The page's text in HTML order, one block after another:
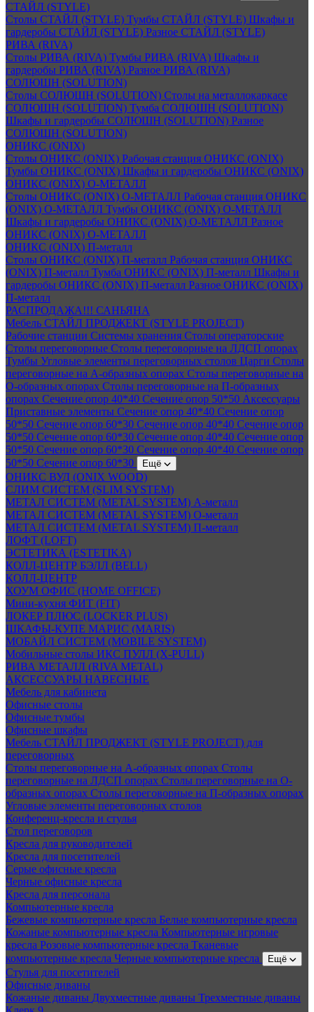
СТАЙЛ (STYLE)
Столы СТАЙЛ (STYLE) Тумбы СТАЙЛ (STYLE) Шкафы и
гардеробы СТАЙЛ (STYLE) Разное СТАЙЛ (STYLE)
РИВА (RIVA)
Столы РИВА (RIVA) Тумбы РИВА (RIVA) Шкафы и
гардеробы РИВА (RIVA) Разное РИВА (RIVA)
СОЛЮШН (SOLUTION)
Столы СОЛЮШН (SOLUTION) Столы на металлокаркасе
СОЛЮШН (SOLUTION) Тумба СОЛЮШН (SOLUTION)
Шкафы и гардеробы СОЛЮШН (SOLUTION) Разное
СОЛЮШН (SOLUTION)
ОНИКС (ONIX)
Столы ОНИКС (ONIX) Рабочая станция ОНИКС (ONIX)
Тумбы ОНИКС (ONIX) Шкафы и гардеробы ОНИКС (ONIX)
ОНИКС (ONIX) O-МЕТАЛЛ
Столы ОНИКС (ONIX) O-МЕТАЛЛ Рабочая станция ОНИКС
(ONIX) O-МЕТАЛЛ Тумбы ОНИКС (ONIX) O-МЕТАЛЛ
Шкафы и гардеробы ОНИКС (ONIX) O-МЕТАЛЛ Разное
ОНИКС (ONIX) O-МЕТАЛЛ
ОНИКС (ONIX) П-металл
Столы ОНИКС (ONIX) П-металл Рабочая станция ОНИКС
(ONIX) П-металл Тумба ОНИКС (ONIX) П-металл Шкафы и
гардеробы ОНИКС (ONIX) П-металл Разное ОНИКС (ONIX)
П-металл
РАСПРОДАЖА!!! САНЬЯНА
Мебель СТАЙЛ ПРОДЖЕКТ (STYLE PROJECT)
Рабочие станции Системы хранения Столы операторские
Столы переговорные Столы переговорные на ЛДСП опорах
Тумбы Угловые элементы переговорных столов Царги Столы
переговорные на А-образных опорах Столы переговорные на
О-образных опорах Столы переговорные на П-образных
опорах Сечение опор 40*40 Сечение опор 50*50 Аксессуары
Приставные элементы Сечение опор 40*40 Сечение опор
50*50 Сечение опор 60*30 Сечение опор 40*40 Сечение опор
50*50 Сечение опор 60*30 Сечение опор 40*40 Сечение опор
50*50 Сечение опор 60*30 Сечение опор 40*40 Сечение опор
50*50 Сечение опор 60*30 Ещё
ОНИКС ВУД (ONIX WOOD)
СЛИМ СИСТЕМ (SLIM SYSTEM)
МЕТАЛ СИСТЕМ (METAL SYSTEM) А-металл
МЕТАЛ СИСТЕМ (METAL SYSTEM) О-металл
МЕТАЛ СИСТЕМ (METAL SYSTEM) П-металл
ЛОФТ (LOFT)
ЭСТЕТИКА (ESTETIKA)
КОЛЛ-ЦЕНТР БЭЛЛ (BELL)
КОЛЛ-ЦЕНТР
ХОУМ ОФИС (HOME OFFICE)
Мини-кухня ФИТ (FIT)
ЛОКЕР ПЛЮС (LOCKER PLUS)
ШКАФЫ-КУПЕ МАРИС (MARIS)
МОБАЙЛ СИСТЕМ (MOBILE SYSTEM)
Мобильные столы ИКС ПУЛЛ (X-PULL)
РИВА МЕТАЛЛ (RIVA METAL)
АКСЕССУАРЫ НАВЕСНЫЕ
Мебель для кабинета
Офисные столы
Офисные тумбы
Офисные шкафы
Мебель СТАЙЛ ПРОДЖЕКТ (STYLE PROJECT) для
переговорных
Столы переговорные на А-образных опорах Столы
переговорные на ЛДСП опорах Столы переговорные на О-
образных опорах Столы переговорные на П-образных опорах
Угловые элементы переговорных столов
Конференц-кресла и стулья
Стол переговоров
Кресла для руководителей
Кресла для посетителей
Серые офисные кресла
Черные офисные кресла
Кресла для персонала
Компьютерные кресла
Бежевые компьютерные кресла Белые компьютерные кресла
Кожаные компьютерные кресла Компьютерные игровые
кресла Розовые компьютерные кресла Тканевые
компьютерные кресла Черные компьютерные кресла Ещё
Стулья для посетителей
Офисные диваны
Кожаные диваны Двухместные диваны Трехместные диваны